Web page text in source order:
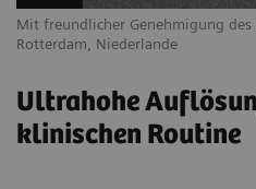
Mit freundlicher Genehmigung des
Rotterdam, Niederlande
Ultrahohe
klinischen Routine